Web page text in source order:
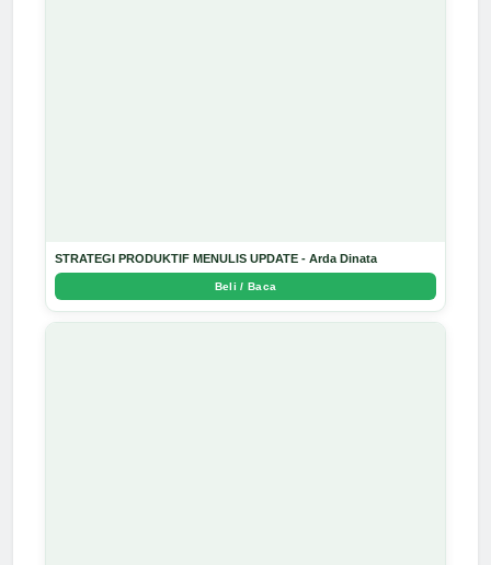
STRATEGI PRODUKTIF MENULIS UPDATE - Arda Dinata
Beli / Baca